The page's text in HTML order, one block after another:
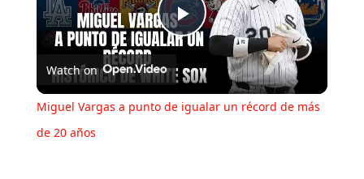
Play
Video
Watch on
Miguel Vargas a punto de igualar un récord de más
de 20 años